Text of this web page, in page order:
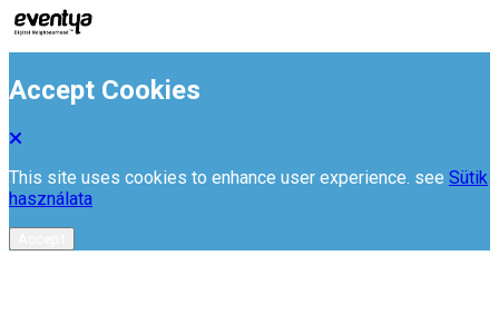
Accept Cookies
This site uses cookies to enhance user experience. see Sütik
használata